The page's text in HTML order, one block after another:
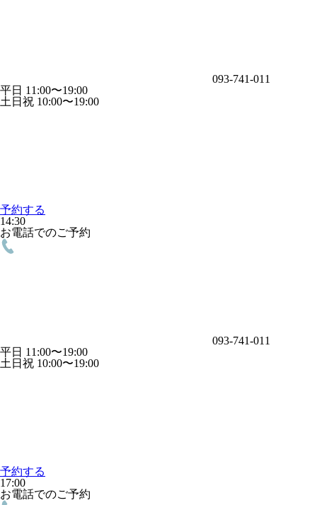
093-741-011
平日 11:00〜19:00
土日祝 10:00〜19:00
予約する
14:30
お電話でのご予約
093-741-011
平日 11:00〜19:00
土日祝 10:00〜19:00
予約する
17:00
お電話でのご予約